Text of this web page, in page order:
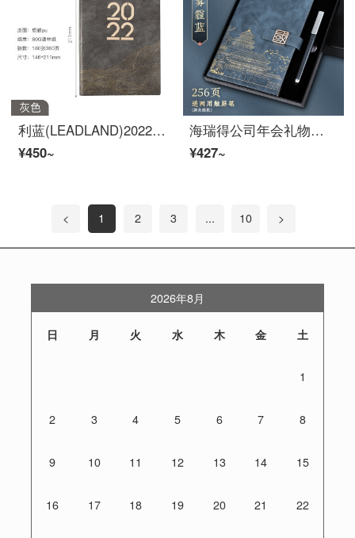
利蓝(LEADLAND)2022国潮风新款诺特加厚耐摩耗纸事务文具ビジネスa 5公司教师皮面记事本カスタム浮雕立体A 5灰色2本
¥450~
海瑞得公司年会礼物定制新年礼物送客户商务伴手礼故宫文创手帐簿本礼箱装事务会议记录本考公文具事务赏品実用创意手当たり次第礼セットスモッグブルー
¥427~
< 1 2 3 ... 10 >
2026年8月
日 月 火 水 木 金 土
1
2 3 4 5 6 7 8
9 10 11 12 13 14 15
16 17 18 19 20 21 22